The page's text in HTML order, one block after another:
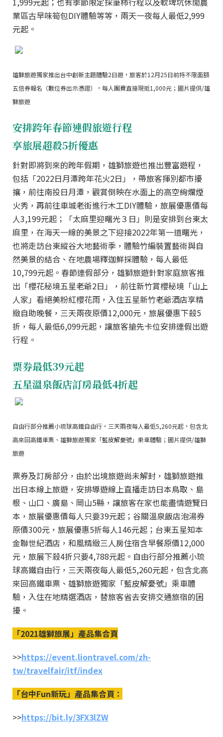
業區古早味筍包DIY體驗等等，兩天一夜每人最低2,999
元起。
雄獅旅遊獨家推出台中創新主題體驗2日遊，旅客於12月25日前持不限面額
五倍券報名（數位券出示憑證），每人團費直接現抵1,000元；圖片提供/雄
獅旅遊
安排跨年春節連假旅遊行程
享旅展超殺5折優惠
針對即將到來的跨年假期，雄獅旅遊也推出豐富遊程，
包括「2022日月潭跨年花火2日」，帶旅客揮別都市擾
攘，前往南投日月潭，觀賞倒映在水面上的高空絢爛煙
火秀，再前往車城老街進行木工DIY體驗，旅展優惠價每
人3,199元起；「太麻里迎曙光３日」則是安排到台東太
麻里，在海天一線的美景之下迎接2022年第一道曙光，
也將走訪台東縱谷大地藝術季，體驗竹編裝置藝術與自
然美景的結合、在地農場釋迦鮮採體驗，每人最低
10,799元起。春節連假部分，雄獅旅遊針對家庭旅客推
出「櫻花秘境五星老爺2日」，前往新竹賞櫻秘境「山上
人家」看絕美粉紅櫻花雨，入住五星新竹老爺酒店享精
緻自助晚餐，三天兩夜原價12,000元，旅展優惠下殺5
折，每人最低6,099元起，讓旅客搶先卡位安排連假出遊
行程。
票券最低39元起
五星溫泉飯店訂房最低4折起
自由行部分推薦小琉球高鐵自由行，三天兩夜每人最低5,260元起，包含北
高來回高鐵車票、雄獅旅遊獨家「藍皮解憂號」乘車體驗；圖片提供/雄獅
旅遊
票券及訂房部分，由於出境旅遊尚未解封，雄獅旅遊推
出日本線上旅遊，安排導遊線上直播走訪日本鳥取、島
根、山口、廣島、岡山5縣，讓旅客在家也能盡情遊覽日
本，旅展優惠價每人只要39元起；谷關溫泉飯店泡湯券
原價300元，旅展優惠5折每人146元起；台東五星知本
金聯世紀酒店，和風精緻三人房住宿含早餐原價12,000
元，旅展下殺4折只要4,788元起。自由行部分推薦小琉
球高鐵自由行，三天兩夜每人最低5,260元起，包含北高
來回高鐵車票、雄獅旅遊獨家「藍皮解憂號」乘車體
驗，入住在地精選酒店，替旅客省去安排交通旅宿的困
擾。
「2021雄獅旅展」產品集合頁
>>https://event.liontravel.com/zh-
tw/travelfair/itf/index
「台中Fun新玩」產品集合頁：
>>https://bit.ly/3FX3lZW